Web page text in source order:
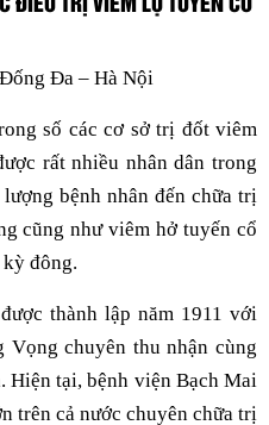
Đa – Hà Nội
số các cơ sở trị đốt viêm
rất nhiều nhân dân trong
bệnh nhân đến chữa trị
cũng như viêm hở tuyến cổ
đông.
thành lập năm 1911 với
Vọng chuyên thu nhận cùng
Hiện tại, bệnh viện Bạch Mai
trên cả nước chuyên chữa trị